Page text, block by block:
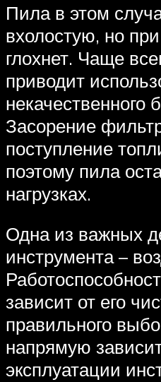
Пила в этом
вхолостую, но
глохнет. Чаще
приводит
некачественного
Засорение
поступление
поэтому пила
нагрузках.
Одна из важных
инструмента –
зависит от его
правильного
напрямую
эксплуатации